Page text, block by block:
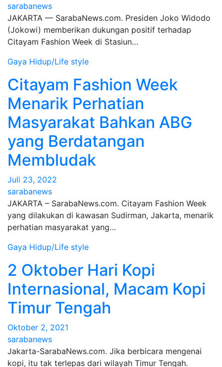
sarabanews
JAKARTA — SarabaNews.com. Presiden Joko Widodo
(Jokowi) memberikan dukungan positif terhadap
Citayam Fashion Week di Stasiun…
Gaya Hidup/Life style
Citayam Fashion Week
Menarik Perhatian
Masyarakat Bahkan ABG
yang Berdatangan
Membludak
Juli 23, 2022
sarabanews
JAKARTA – SarabaNews.com. Citayam Fashion Week
yang dilakukan di kawasan Sudirman, Jakarta, menarik
perhatian masyarakat yang…
Gaya Hidup/Life style
2 Oktober Hari Kopi
Internasional, Macam Kopi
Timur Tengah
Oktober 2, 2021
sarabanews
Jakarta-SarabaNews.com. Jika berbicara mengenai
kopi, itu tak terlepas dari wilayah Timur Tengah.